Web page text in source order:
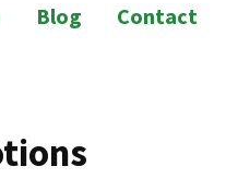
Blog Contact